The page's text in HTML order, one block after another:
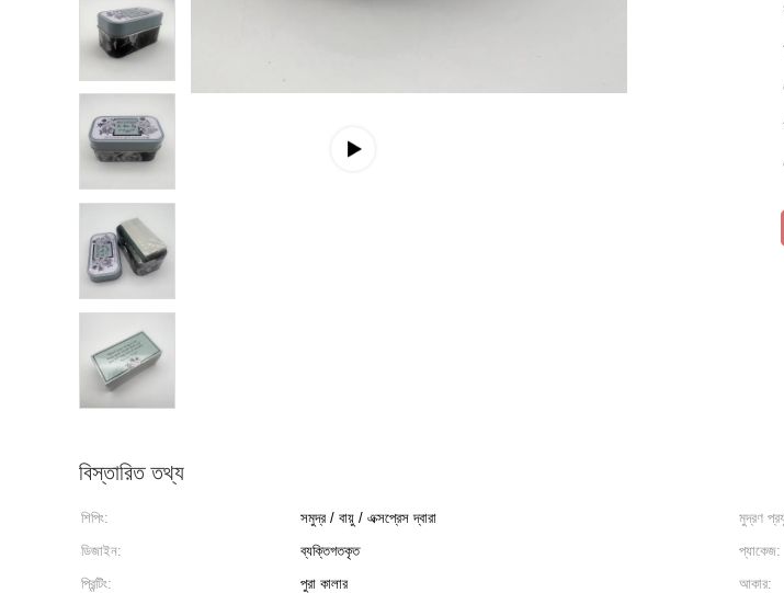
বিস্তারিত তথ্য
শিপিং: সমুদ্র / বায়ু / এক্সপ্রেস দ্বারা মুদ্রণ
ডিজাইন:
ব্যক্তিগতকৃত প্যাকেজ:
প্রিন্টিং:
পুরা কালার আকার: